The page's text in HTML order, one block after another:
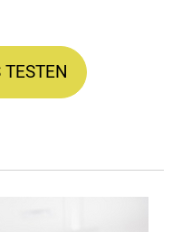
TESTEN